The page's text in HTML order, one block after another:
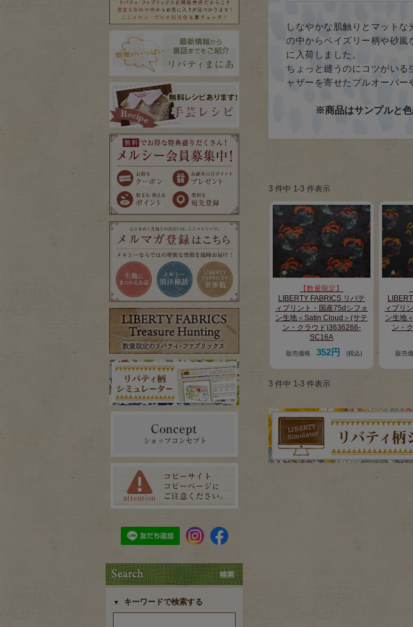
キーワードで検索する
しなやかな肌触りとマット
の中からペイズリー柄や砂嵐
に入荷しました。
ちょっと縫うのにコツがい
ャザーを寄せたプルオーバー
※商品はサンプルと色
3 件中 1-3 件表示
【数量限定】
LIBERTY FABRICS リバテ
ィプリント・国産75dシフォ
ン生地＜Satin Cloud＞(サテ
ン・クラウド)3636266-
SC16A
販売価格 352円 (税込)
ィプリ
ン生地
ン・
販売
3 件中 1-3 件表示